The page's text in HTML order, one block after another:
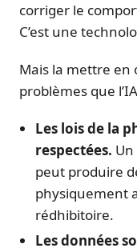
corriger le
C’est une
Mais la mettre
problèmes que
Les lois de la
respectées.
peut produire
physiquement
rédhibitoire.
Les données